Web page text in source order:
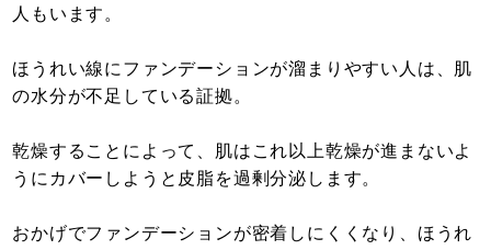
人もいます。
ほうれい線にファンデーションが溜まりやすい人は、肌
の水分が不足している証拠。
乾燥することによって、肌はこれ以上乾燥が進まないよ
うにカバーしようと皮脂を過剰分泌します。
おかげでファンデーションが密着しにくくなり、ほうれ